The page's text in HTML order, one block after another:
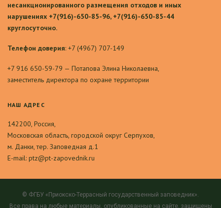
несанкционированного размещения отходов и иных
нарушениях +7(916)-650-85-96, +7(916)-650-85-44
круглосуточно.
Телефон доверия: +7 (4967) 707-149
+7 916 650-59-79 — Потапова Элина Николаевна,
заместитель директора по охране территории
НАШ АДРЕС
142200, Россия,
Московская область, городской округ Серпухов,
м. Данки, тер. Заповедная д.1
E-mail: ptz@pt-zapovednik.ru
© ФГБУ «Приокско-Террасный государственный заповедник».
Все права на любые материалы, опубликованные на сайте, защищены